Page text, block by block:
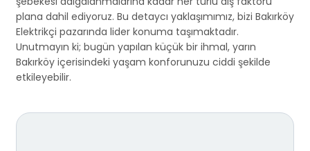
plana dahil ediyoruz. Bu detaycı yaklaşımımız, bizi Bakırköy
Elektrikçi pazarında lider konuma taşımaktadır.
Unutmayın ki; bugün yapılan küçük bir ihmal, yarın
Bakırköy içerisindeki yaşam konforunuzu ciddi şekilde
etkileyebilir.